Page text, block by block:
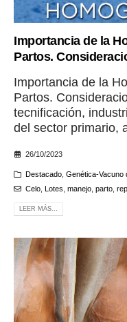
Importancia de la
Partos.
Importancia de la
Partos.
tecnificación,
del sector primario,
26/10/2023
Destacado, Genética-Vacuno
Celo, Lotes manejo, parto,
LEER MÁS...